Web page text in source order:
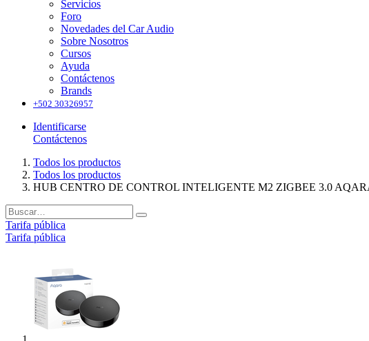
Servicios
Foro
Novedades del Car Audio
Sobre Nosotros
Cursos
Ayuda
Contáctenos
Brands
+502 30326957
Identificarse
Contáctenos
Todos los productos
Todos los productos
HUB CENTRO DE CONTROL INTELIGENTE M2 ZIGBEE 3.0
Tarifa pública
Tarifa pública